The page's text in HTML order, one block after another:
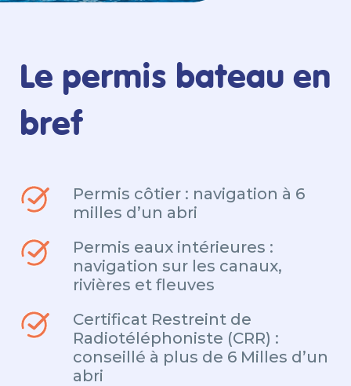
Le permis bateau en
bref
Permis côtier : navigation à 6
milles d’un abri
Permis eaux intérieures :
navigation sur les canaux,
rivières et fleuves
Certificat Restreint de
Radiotéléphoniste (CRR) :
conseillé à plus de 6 Milles d’un
abri